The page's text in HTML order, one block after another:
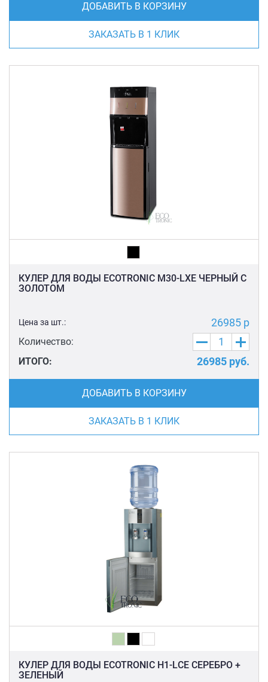
ДОБАВИТЬ В КОРЗИНУ
ЗАКАЗАТЬ В 1 КЛИК
КУЛЕР ДЛЯ ВОДЫ ECOTRONIC M30-LXE ЧЕРНЫЙ С
ЗОЛОТОМ
Цена за шт.: 26985 р
Количество:
ИТОГО:
26985 руб.
ДОБАВИТЬ В КОРЗИНУ
ЗАКАЗАТЬ В 1 КЛИК
КУЛЕР ДЛЯ ВОДЫ ECOTRONIC H1-LCE СЕРЕБРО +
ЗЕЛЕНЫЙ